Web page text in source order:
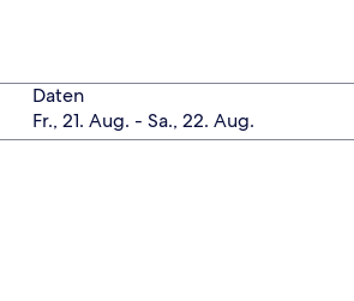
Daten